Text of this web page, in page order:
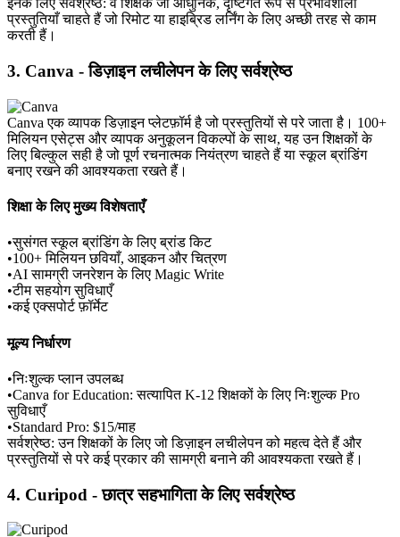
इनके लिए सर्वश्रेष्ठ: वे शिक्षक जो आधुनिक, दृष्टिगत रूप से प्रभावशाली
प्रस्तुतियाँ चाहते हैं जो रिमोट या हाइब्रिड लर्निंग के लिए अच्छी तरह से काम
करती हैं।
3. Canva - डिज़ाइन लचीलेपन के लिए सर्वश्रेष्ठ
Canva एक व्यापक डिज़ाइन प्लेटफ़ॉर्म है जो प्रस्तुतियों से परे जाता है। 100+
मिलियन एसेट्स और व्यापक अनुकूलन विकल्पों के साथ, यह उन शिक्षकों के
लिए बिल्कुल सही है जो पूर्ण रचनात्मक नियंत्रण चाहते हैं या स्कूल ब्रांडिंग
बनाए रखने की आवश्यकता रखते हैं।
शिक्षा के लिए मुख्य विशेषताएँ
•सुसंगत स्कूल ब्रांडिंग के लिए ब्रांड किट
•100+ मिलियन छवियाँ, आइकन और चित्रण
•AI सामग्री जनरेशन के लिए Magic Write
•टीम सहयोग सुविधाएँ
•कई एक्सपोर्ट फ़ॉर्मेट
मूल्य निर्धारण
•निःशुल्क प्लान उपलब्ध
•Canva for Education: सत्यापित K-12 शिक्षकों के लिए निःशुल्क Pro
सुविधाएँ
•Standard Pro: $15/माह
सर्वश्रेष्ठ: उन शिक्षकों के लिए जो डिज़ाइन लचीलेपन को महत्व देते हैं और
प्रस्तुतियों से परे कई प्रकार की सामग्री बनाने की आवश्यकता रखते हैं।
4. Curipod - छात्र सहभागिता के लिए सर्वश्रेष्ठ